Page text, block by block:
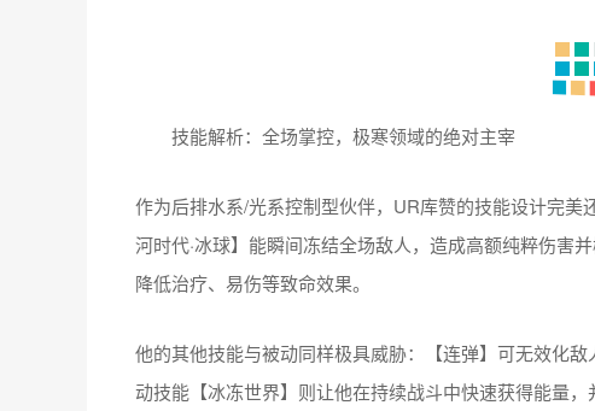
技能解析：全场掌控，极寒领域的绝对主宰
作为后排水系/光系控制型伙伴，UR库赞的技能设计完
河时代·冰球】能瞬间冻结全场敌人，造成高额纯粹伤害
降低治疗、易伤等致命效果。
他的其他技能与被动同样极具威胁：【连弹】可无效化
动技能【冰冻世界】则让他在持续战斗中快速获得能量